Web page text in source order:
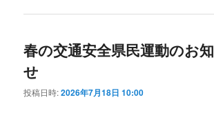
春の交通安全県民運動のお
せ
投稿日時:2026年7月18日 10:00